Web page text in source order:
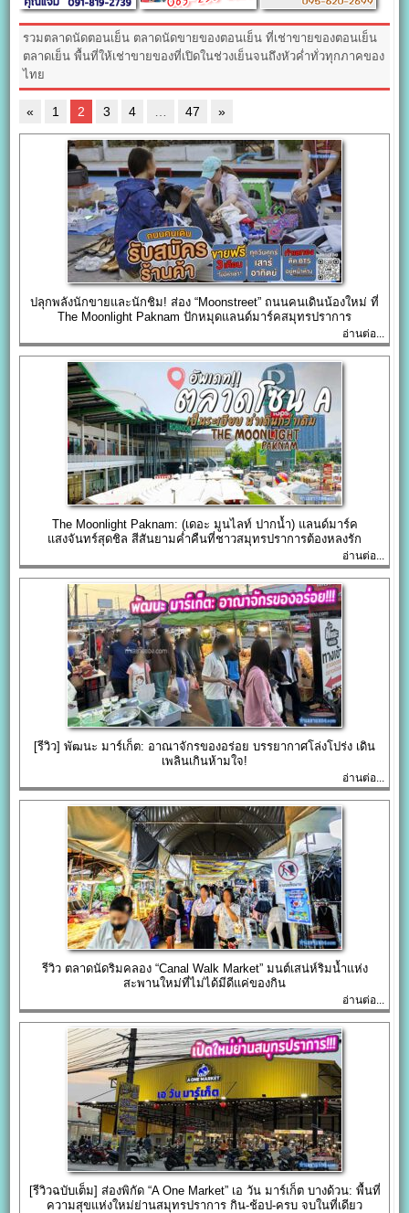
รวมตลาดนัดตอนเย็น ตลาดนัดขายของตอนเย็น ที่เช่าขายของตอนเย็น
ตลาดเย็น พื้นที่ให้เช่าขายของที่เปิดในช่วงเย็นจนถึงหัวค่ำทั่วทุกภาคของ
ไทย
« 1 2 3 4 47 »
ปลุกพลังนักขายและนักชิม! ส่อง “Moonstreet” ถนนคนเดินน้องใหม่ ที่
The Moonlight Paknam ปักหมุดแลนด์มาร์คสมุทรปราการ
อ่านต่อ...
The Moonlight Paknam: (เดอะ มูนไลท์ ปากน้ำ) แลนด์มาร์ค
แสงจันทร์สุดชิล สีสันยามค่ำคืนที่ชาวสมุทรปราการต้องหลงรัก
อ่านต่อ...
[รีวิว] พัฒนะ มาร์เก็ต: อาณาจักรของอร่อย บรรยากาศโล่งโปร่ง เดิน
เพลินเกินห้ามใจ!
อ่านต่อ...
รีวิว ตลาดนัดริมคลอง “Canal Walk Market” มนต์เสน่ห์ริมน้ำแห่ง
สะพานใหม่ที่ไม่ได้มีดีแค่ของกิน
อ่านต่อ...
[รีวิวฉบับเต็ม] ส่องพิกัด “A One Market” เอ วัน มาร์เก็ต บางด้วน: พื้นที่
ความสุขแห่งใหม่ย่านสมุทรปราการ กิน-ช้อป-ครบ จบในที่เดียว